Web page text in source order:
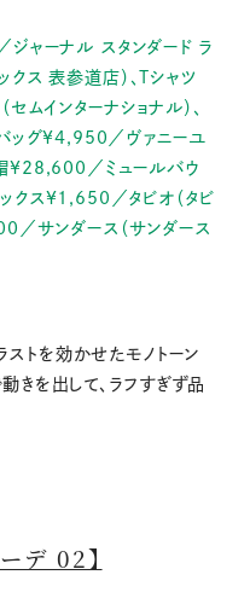
ャーナル スタンダード ラ
クス 表参道店）、Tシャツ
ムインターナショナル）、
ッグ¥4,950／ヴァニーユ
帽¥28,600／ミュールバウ
ックス¥1,650／タビオ（タビ
／サンダース（サンダース
ストを効かせたモノトーン
きを出して、ラフすぎず品
デ 02】